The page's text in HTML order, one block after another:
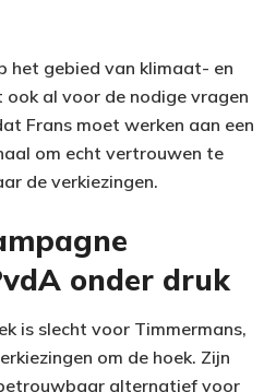
het gebied van klimaat- en
ook al voor de nodige vragen
Frans moet werken aan een
om echt vertrouwen te
de verkiezingen.
onder druk
is slecht voor Timmermans,
om de hoek. Zijn
alternatief voor